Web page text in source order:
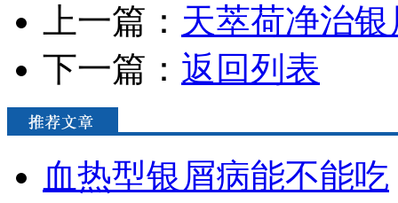
上一篇： 天萃荷净治
下一篇： 返回列表
血热型银屑病能不能吃